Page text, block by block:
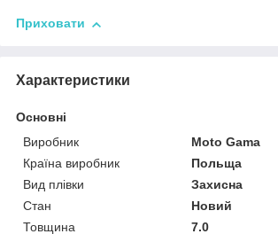
Приховати
Характеристики
Основні
Виробник
Moto Gama
Країна виробник
Польща
Вид плівки
Захисна
Стан
Новий
Товщина
7.0